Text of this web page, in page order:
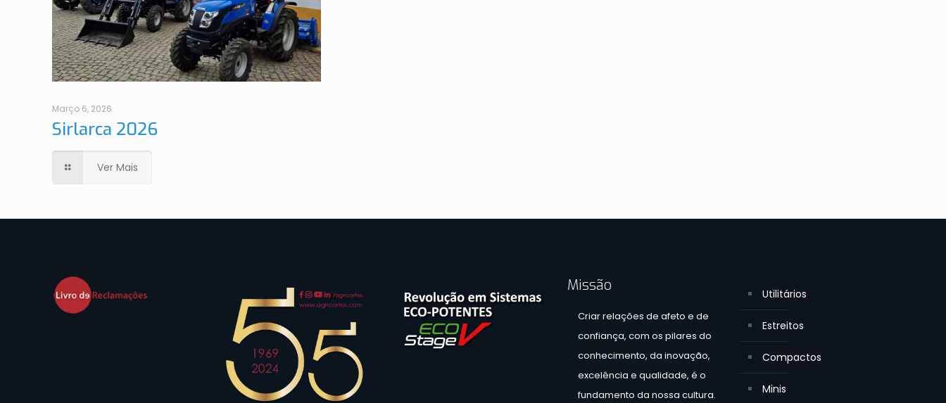
Março 6, 2026
Sirlarca 2026
Ver Mais
Missão
Criar relações de afeto e de
confiança, com os pilares do
conhecimento, da inovação,
excelência e qualidade, é o
fundamento da nossa cultura.
Utilitários
Estreitos
Compactos
Minis